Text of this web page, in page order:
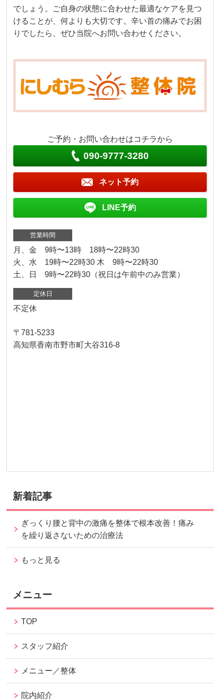
でしょう。ご自身の状態に合わせた最適なケアを見つ
けることが、何よりも大切です。辛い首の痛みでお困
りでしたら、ぜひ当院へお問い合わせください。
ご予約・お問い合わせはコチラから
090-9777-3280
ネット予約
LINE予約
営業時間
月、金 9時〜13時 18時〜22時30
火、水 19時〜22時30 木 9時〜22時30
土、日 9時〜22時30（祝日は午前中のみ営業）
定休日
不定休
〒781-5233
高知県香南市野市町大谷316-8
新着記事
ぎっくり腰と背中の激痛を整体で根本改善！痛み
を繰り返さないための治療法
もっと見る
メニュー
TOP
スタッフ紹介
メニュー／整体
院内紹介